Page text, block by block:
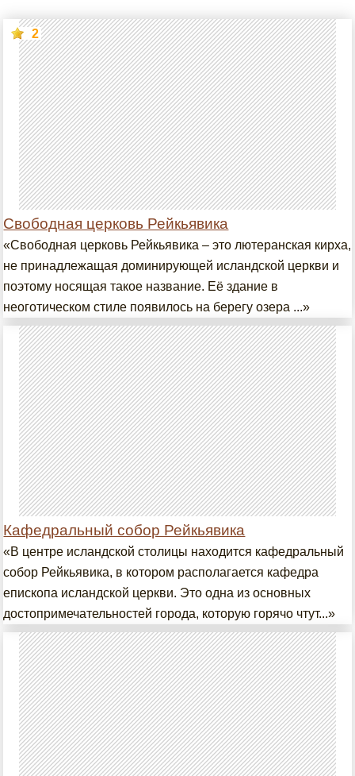
Свободная церковь Рейкьявика
2
«Свободная церковь Рейкьявика – это лютеранская кирха,
не принадлежащая доминирующей исландской церкви и
поэтому носящая такое название. Её здание в
неоготическом стиле появилось на берегу озера ...»
Кафедральный собор Рейкьявика
«В центре исландской столицы находится кафедральный
собор Рейкьявика, в котором располагается кафедра
епископа исландской церкви. Это одна из основных
достопримечательностей города, которую горячо чтут...»